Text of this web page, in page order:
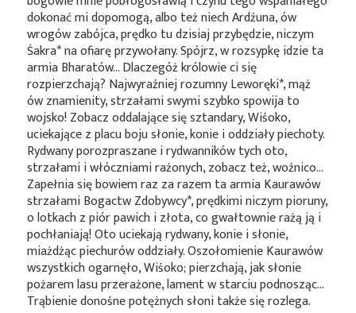
dokonać mi dopomogą, albo też niech Ardźuna, ów
wrogów zabójca, prędko tu dzisiaj przybędzie, niczym
Śakra*na ofiarę przywołany. Spójrz, w rozsypkę idzie ta
armia Bharatów… Dlaczegóż królowie ci się
rozpierzchają? Najwyraźniej rozumnyLeworęki*, mąż
ów znamienity, strzałami swymi szybko spowija to
wojsko! Zobacz oddalające się sztandary, Wiśoko,
uciekające z placu boju słonie, konie i oddziały piechoty.
Rydwany porozpraszane i rydwanników tych oto,
strzałami i włóczniami rażonych, zobacz też, woźnico…
Zapełnia się bowiem raz za razem ta armia Kaurawów
strzałami BogactwZdobywcy*, prędkimi niczym pioruny,
o lotkach z piór pawich i złota, co gwałtownie rażą ją i
pochłaniają! Oto uciekają rydwany, konie i słonie,
miażdżąc piechurów oddziały. Oszołomienie Kaurawów
wszystkich ogarnęło, Wiśoko; pierzchają, jak słonie
pożarem lasu przerażone, lament w starciu podnosząc…
Trąbienie donośne potężnych słoni także się rozlega.